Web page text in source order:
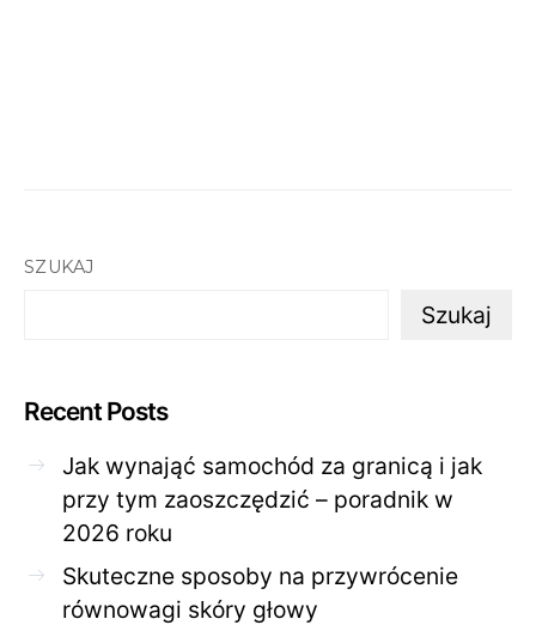
SZUKAJ
Szukaj
Recent Posts
Jak wynająć samochód za granicą i jak
przy tym zaoszczędzić – poradnik w
2026 roku
Skuteczne sposoby na przywrócenie
równowagi skóry głowy